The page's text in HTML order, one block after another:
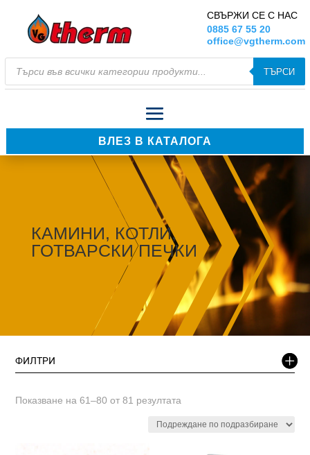
СВЪРЖИ СЕ С НАС
0885 67 55 20
office@vgtherm.com
Products
search
ТЪРСИ
ВЛЕЗ В КАТАЛОГА
КАМИНИ, КОТЛИ,
ГОТВАРСКИ ПЕЧКИ
ФИЛТРИ
Показване на 61–80 от 81 резултата